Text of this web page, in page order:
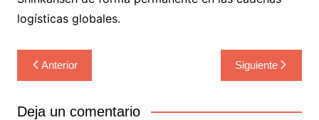
logísticas globales.
Navegación
de
entradas
Anterior Siguiente
Deja un comentario